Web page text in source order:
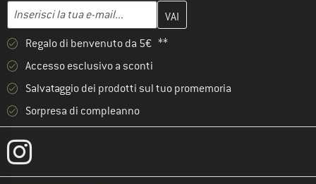
Indirizzo e-mail
Inserisci qui il tuo indirizzo e-mail e crea il tuo account cliente
Regalo di benvenuto da 5€ **
Accesso esclusivo a sconti
Salvataggio dei prodotti sul tuo promemoria
Sorpresa di compleanno